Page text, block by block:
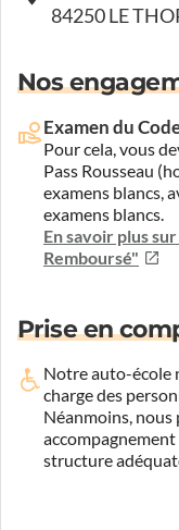
84250 LE
Nos
Examen du
Pour cela, vous
Pass Rousseau
examens blancs,
examens blancs.
En savoir plus
Remboursé"
Prise en
Notre auto-école
charge des
Néanmoins,
structure